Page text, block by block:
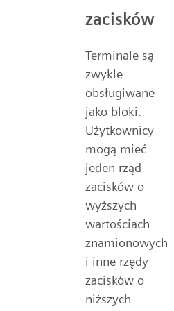
zacisków
Terminale są
zwykle
obsługiwane
jako bloki.
Użytkownicy
mogą mieć
jeden rząd
zacisków o
wyższych
wartościach
znamionowych
i inne rzędy
zacisków o
niższych